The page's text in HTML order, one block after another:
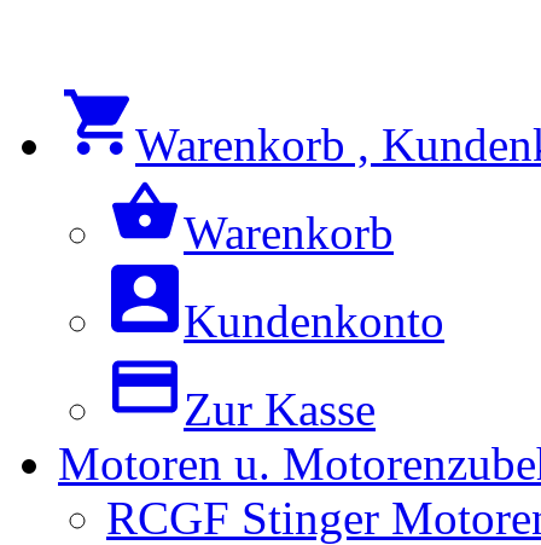
Warenkorb ,
Warenkorb
Kundenkonto
Zur Kasse
Motoren u.
RCGF Stinger